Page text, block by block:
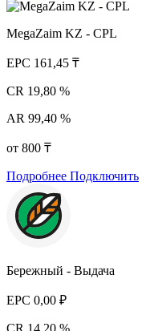
MegaZaim KZ - CPL
EPC 161,45 ₸
CR 19,80 %
AR 99,40 %
от 800 ₸
Подробнее Подключить
Бережный - Выдача
EPC 0,00 ₽
CR 14,20 %